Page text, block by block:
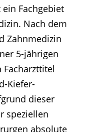
Fachgebiet
Nach dem
Zahnmedizin
5-jährigen
Kiefer-
dieser
speziellen
absolute